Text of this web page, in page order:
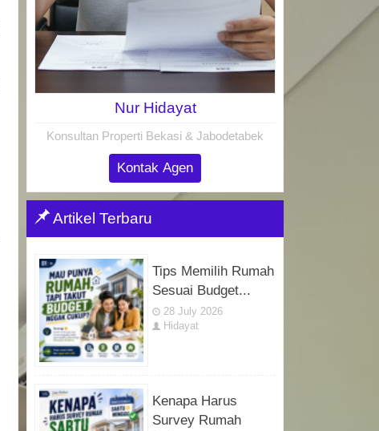
Nur Hidayat
Konsultan Properti Bekasi & Jabodetabek
Kontak Agen
Artikel Terbaru
Tips Memilih Rumah
Sesuai Budget...
28 July 2026
Hidayat
Kenapa Harus
Survey Rumah